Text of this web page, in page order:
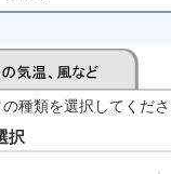
種類を選択してくだ
択